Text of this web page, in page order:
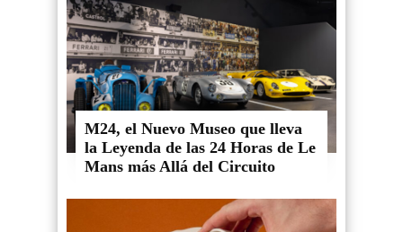
M24, el Nuevo Museo que lleva
la Leyenda de las 24 Horas de Le
Mans más Allá del Circuito